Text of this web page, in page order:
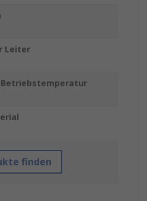
Leiter
finden